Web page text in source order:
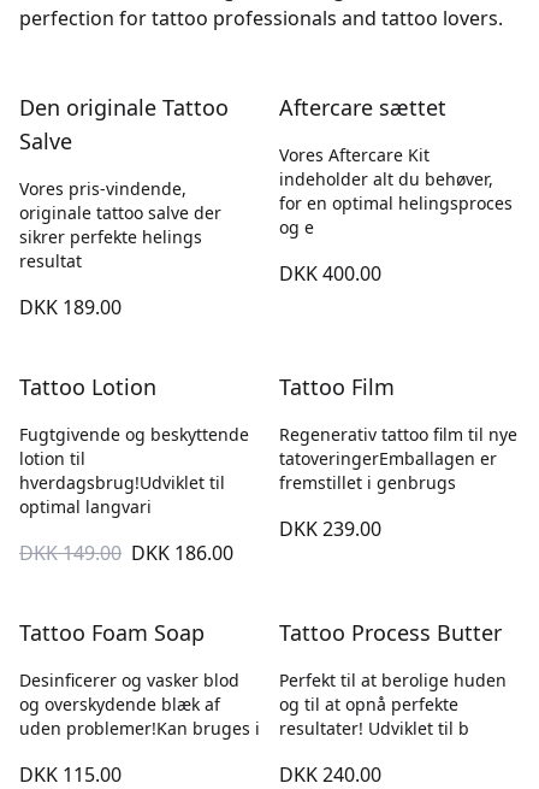
perfection for tattoo professionals and tattoo lovers.
Den originale Tattoo
Salve
Vores pris-vindende,
originale tattoo salve der
sikrer perfekte helings
resultat
DKK 189.00
Aftercare sættet
Vores Aftercare Kit
indeholder alt du behøver,
for en optimal helingsproces
og e
DKK 400.00
Tattoo Lotion
Fugtgivende og beskyttende
lotion til
hverdagsbrug!Udviklet til
optimal langvari
DKK 149.00 DKK 186.00
Tattoo Film
Regenerativ tattoo film til nye
tatoveringerEmballagen er
fremstillet i genbrugs
DKK 239.00
Tattoo Foam Soap
Desinficerer og vasker blod
og overskydende blæk af
uden problemer!Kan bruges i
DKK 115.00
Tattoo Process Butter
Perfekt til at berolige huden
og til at opnå perfekte
resultater! Udviklet til b
DKK 240.00